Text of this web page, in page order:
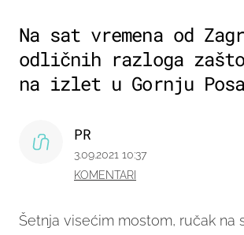
Na sat vremena od
odličnih razloga
na izlet u Gornju
Šetnja visećim mostom, ručak na
PR
3.09.2021 10:37
KOMENTARI